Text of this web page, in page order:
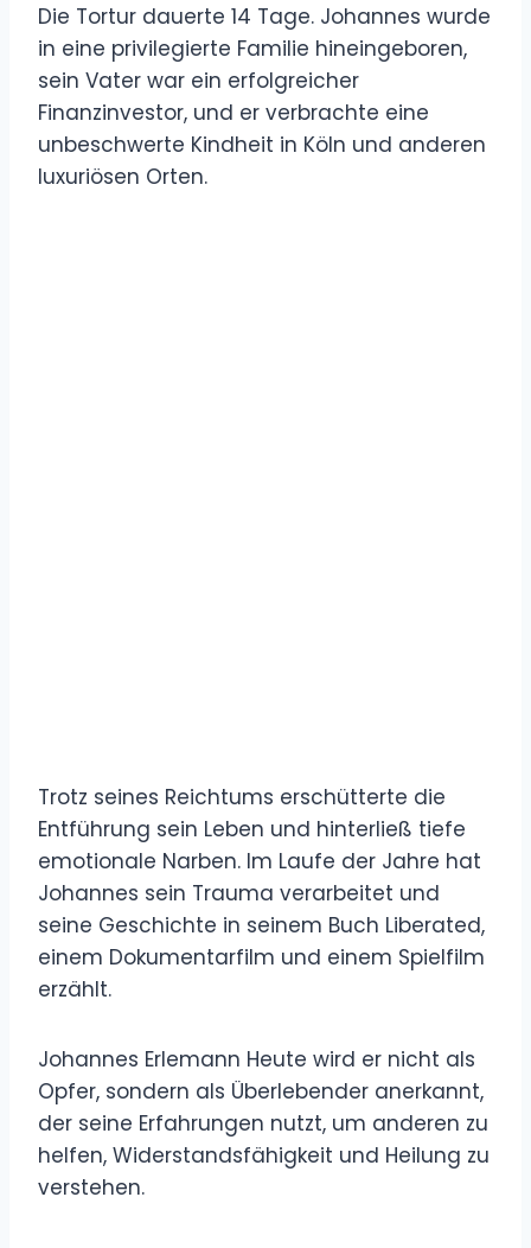
Die Tortur dauerte 14 Tage. Johannes wurde
in eine privilegierte Familie hineingeboren,
sein Vater war ein erfolgreicher
Finanzinvestor, und er verbrachte eine
unbeschwerte Kindheit in Köln und anderen
luxuriösen Orten.
Trotz seines Reichtums erschütterte die
Entführung sein Leben und hinterließ tiefe
emotionale Narben. Im Laufe der Jahre hat
Johannes sein Trauma verarbeitet und
seine Geschichte in seinem Buch Liberated,
einem Dokumentarfilm und einem Spielfilm
erzählt.
Johannes Erlemann Heute wird er nicht als
Opfer, sondern als Überlebender anerkannt,
der seine Erfahrungen nutzt, um anderen zu
helfen, Widerstandsfähigkeit und Heilung zu
verstehen.